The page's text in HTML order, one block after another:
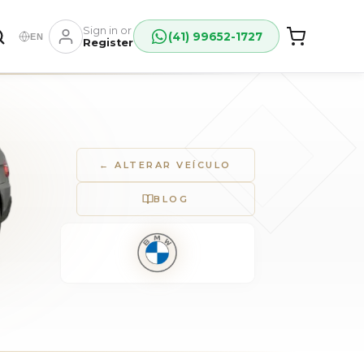
EN
Sign in or
Register
(41) 99652-1727
← ALTERAR VEÍCULO
BLOG